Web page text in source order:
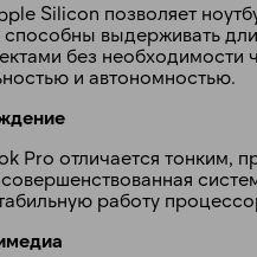
Silicon позволяет
способны выдерживать
без необходимости
и автономностью.
Pro отличается тонким,
работу